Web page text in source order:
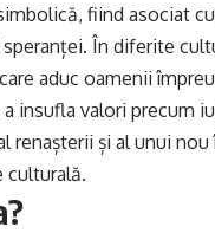
fiind asociat
În diferite
aduc oamenii
insufla valori precum
renașterii și al unui
culturală.